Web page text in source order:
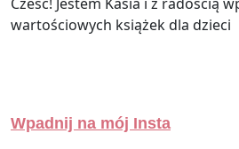
wartościowych książek dla dzieci
Wpadnij na mój Insta